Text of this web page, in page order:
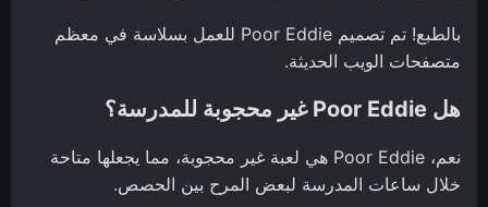
بالطبع! تم تصميم Poor Eddie للعمل بسلاسة في معظم
متصفحات الويب الحديثة.
هل Poor Eddie غير محجوبة للمدرسة؟
نعم، Poor Eddie هي لعبة غير محجوبة، مما يجعلها متاحة
خلال ساعات المدرسة لبعض المرح بين الحصص.